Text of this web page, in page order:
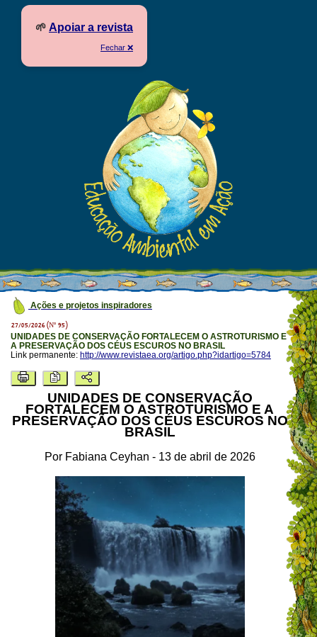
🌱 Apoiar a revista
Fechar ❌
Ações e projetos inspiradores
27/05/2026 (Nº 95)
UNIDADES DE CONSERVAÇÃO FORTALECEM O ASTROTURISMO E
A PRESERVAÇÃO DOS CÉUS ESCUROS NO BRASIL
Link permanente: http://www.revistaea.org/artigo.php?idartigo=5784
UNIDADES DE CONSERVAÇÃO
FORTALECEM O ASTROTURISMO E A
PRESERVAÇÃO DOS CÉUS ESCUROS NO
BRASIL
Por Fabiana Ceyhan - 13 de abril de 2026